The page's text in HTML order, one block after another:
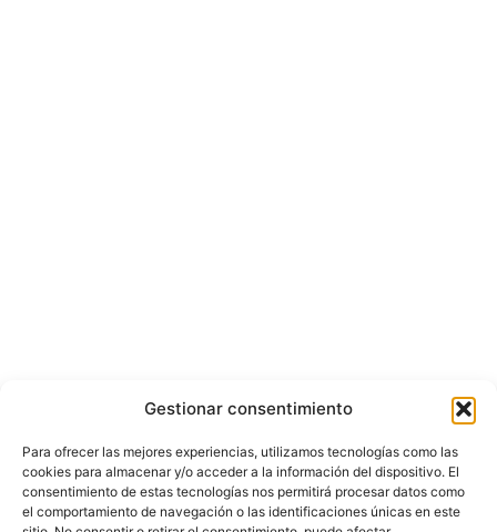
Gestionar consentimiento
Para ofrecer las mejores experiencias, utilizamos tecnologías como las
cookies para almacenar y/o acceder a la información del dispositivo. El
consentimiento de estas tecnologías nos permitirá procesar datos como
el comportamiento de navegación o las identificaciones únicas en este